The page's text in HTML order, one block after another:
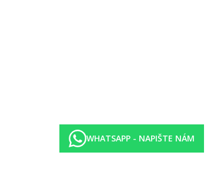
pohyb v areálu hotelu, včetně vstupu do bazénu.
WHATSAPP - NAPIŠTE NÁM